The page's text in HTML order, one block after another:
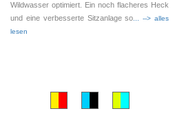
Wildwasser optimiert. Ein noch flacheres Heck
und eine verbesserte Sitzanlage so ... --> alles
lesen